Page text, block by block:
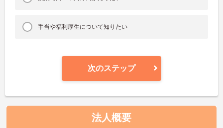
手当や福利厚生について知りたい
次のステップ
法人概要